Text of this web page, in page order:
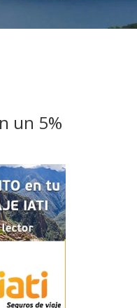
un 5%